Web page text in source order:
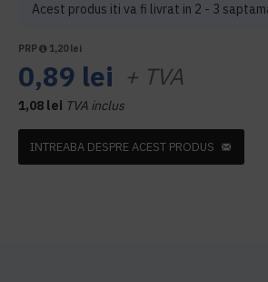
Acest produs iti va fi livrat in 2 - 3
PRP 1,20 lei
0,89 lei + TVA
1,08 lei TVA inclus
INTREABA DESPRE ACEST PRODUS